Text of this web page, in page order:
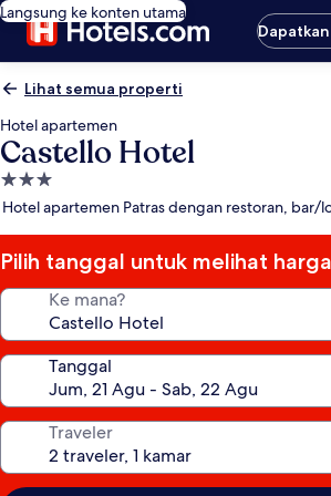
Langsung ke konten utama
Lihat semua properti
Hotel apartemen
Castello Hotel
Properti
bintang
Hotel apartemen Patras dengan restoran, bar/
Pilih tanggal untuk melihat harga
Ke mana?
Tanggal
Traveler